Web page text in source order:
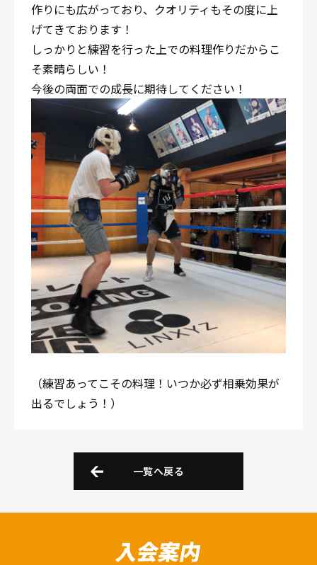
作りにも広がっており、クオリティもその度に上
げてきております！
しっかりと練習を行った上での料理作りだからこ
そ素晴らしい！
今後の両面での成長に期待してください！
（練習あってこその料理！いつか必ず相乗効果が
出るでしょう！）
一覧へ戻る
入会案内